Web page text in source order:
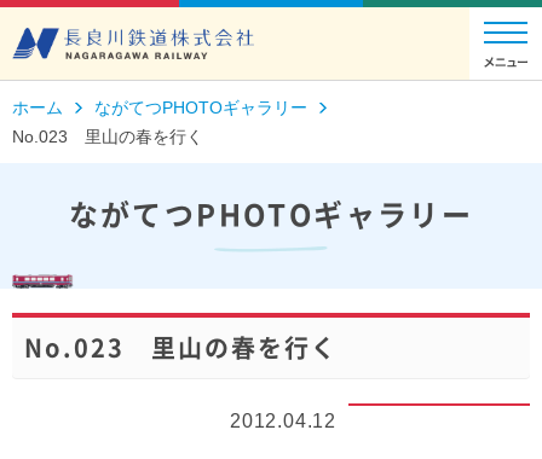
ホーム
ながてつPHOTOギャラリー
No.023 里山の春を行く
ながてつPHOTOギャラリー
No.023 里山の春を行く
2012.04.12